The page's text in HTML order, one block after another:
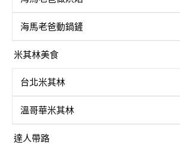
海馬老爸動鍋鏟
米其林美食
台北米其林
溫哥華米其林
達人帶路